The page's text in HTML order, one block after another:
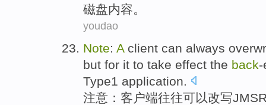
磁盘内容。
youdao
Note: A client can always
but for it to take effect the back-
Type1 application
注意 ： 客户端往往可以改写